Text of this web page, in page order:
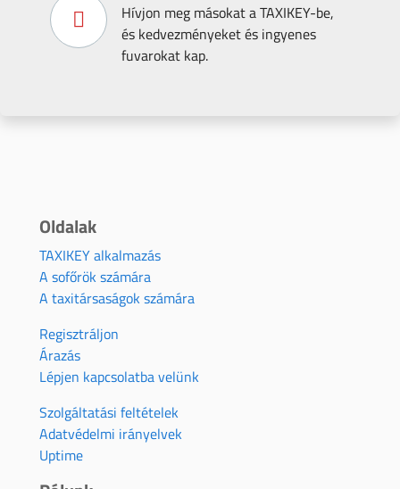
Hívjon meg másokat a TAXIKEY-be,
és kedvezményeket és ingyenes
fuvarokat kap.
Oldalak
TAXIKEY alkalmazás
A sofőrök számára
A taxitársaságok számára
Regisztráljon
Árazás
Lépjen kapcsolatba velünk
Szolgáltatási feltételek
Adatvédelmi irányelvek
Uptime